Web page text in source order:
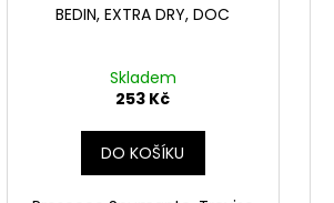
BEDIN, EXTRA DRY, DOC
Skladem
253 Kč
DO KOŠÍKU